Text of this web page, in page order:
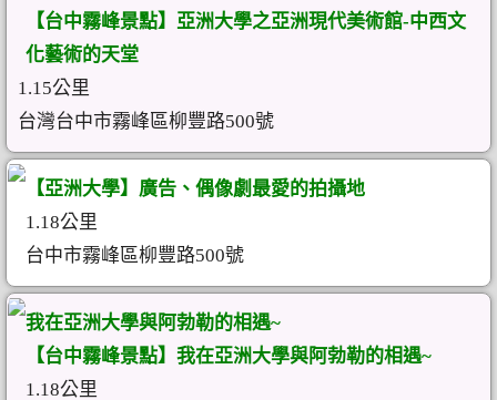
【台中霧峰景點】亞洲大學之亞洲現代美術館-中西文
化藝術的天堂
1.15公里
台灣台中市霧峰區柳豐路500號
【亞洲大學】廣告、偶像劇最愛的拍攝地
1.18公里
台中市霧峰區柳豐路500號
我在亞洲大學與阿勃勒的相遇~
【台中霧峰景點】我在亞洲大學與阿勃勒的相遇~
1.18公里